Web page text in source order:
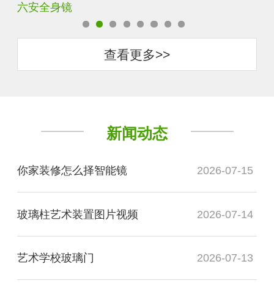
六安全身镜
查看更多>>
新闻动态
你家装修怎么择智能镜 2026-07-15
玻璃柱艺术装置图片视频 2026-07-14
艺术学校玻璃门 2026-07-13